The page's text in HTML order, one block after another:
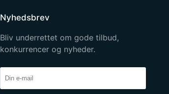
Nyhedsbrev
Bliv underrettet om gode tilbud,
konkurrencer og nyheder.